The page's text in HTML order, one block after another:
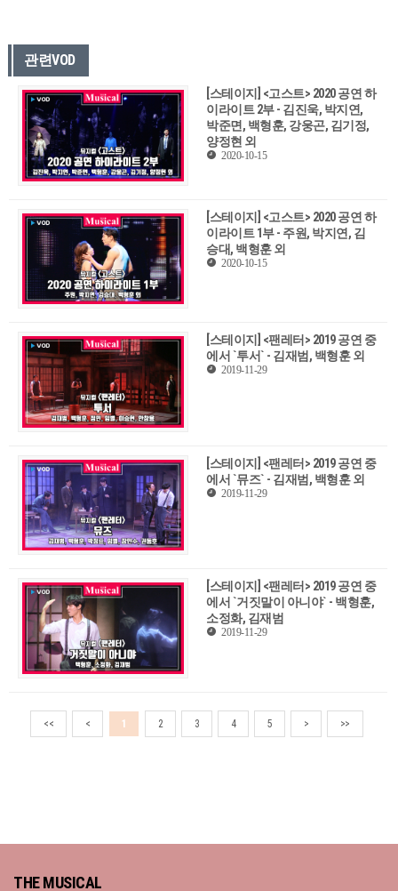
관련VOD
[스테이지] <고스트> 2020 공연 하
이라이트 2부 - 김진욱, 박지연,
박준면, 백형훈, 강웅곤, 김기정,
양정현 외
2020-10-15
[스테이지] <고스트> 2020 공연 하
이라이트 1부 - 주원, 박지연, 김
승대, 백형훈 외
2020-10-15
[스테이지] <팬레터> 2019 공연 중
에서 `투서` - 김재범, 백형훈 외
2019-11-29
[스테이지] <팬레터> 2019 공연 중
에서 `뮤즈` - 김재범, 백형훈 외
2019-11-29
[스테이지] <팬레터> 2019 공연 중
에서 `거짓말이 아니야` - 백형훈,
소정화, 김재범
2019-11-29
<< < 1 2 3 4 5 > >>
THE MUSICAL